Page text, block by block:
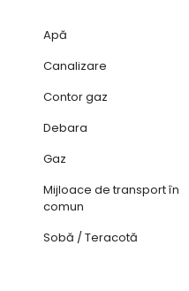
Apă
Canalizare
Contor gaz
Debara
Gaz
Mijloace de transport în
comun
Sobă / Teracotă